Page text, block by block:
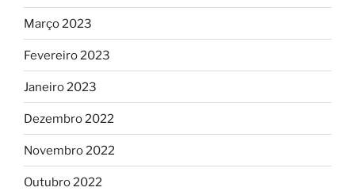
Março 2023
Fevereiro 2023
Janeiro 2023
Dezembro 2022
Novembro 2022
Outubro 2022